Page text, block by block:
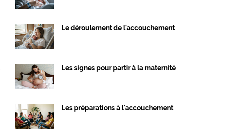
Le déroulement de l'accouchement
Les signes pour partir à la maternité
Les préparations à l'accouchement